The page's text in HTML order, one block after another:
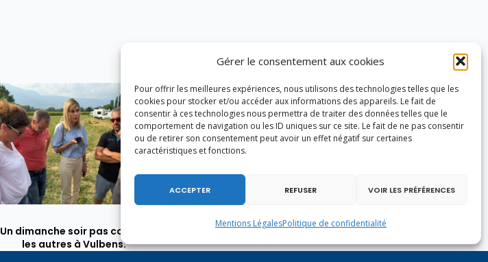
Gérer le consentement aux cookies
Pour offrir les meilleures expériences, nous utilisons des technologies telles que les
cookies pour stocker et/ou accéder aux informations des appareils. Le fait de
consentir à ces technologies nous permettra de traiter des données telles que le
comportement de navigation ou les ID uniques sur ce site. Le fait de ne pas consentir
ou de retirer son consentement peut avoir un effet négatif sur certaines
caractéristiques et fonctions.
ACCEPTER REFUSER VOIR LES PRÉFÉRENCES
Mentions LégalesPolitique de confidentialité
Un dimanche soir pas comme
les autres à Vulbens.